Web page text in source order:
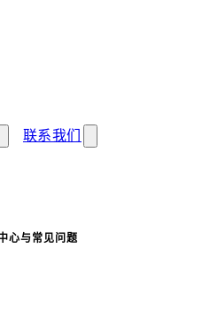
联系我们
心与常见问题